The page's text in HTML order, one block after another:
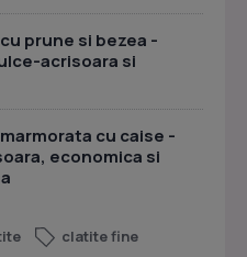
prune si bezea -
acrisoara si
cu caise -
economica si
clatite fine